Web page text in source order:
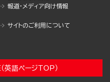
報道・メディア向け情報
サイトのご利用について
語ページTOP）